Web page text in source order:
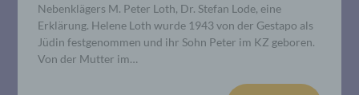
Nebenklägers M. Peter Loth, Dr. Stefan Lode, eine
Erklärung. Helene Loth wurde 1943 von der Gestapo als
Jüdin festgenommen und ihr Sohn Peter im KZ geboren.
Von der Mutter im…